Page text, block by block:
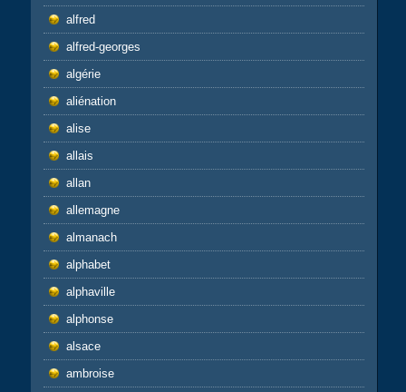
alfred
alfred-georges
algérie
aliénation
alise
allais
allan
allemagne
almanach
alphabet
alphaville
alphonse
alsace
ambroise